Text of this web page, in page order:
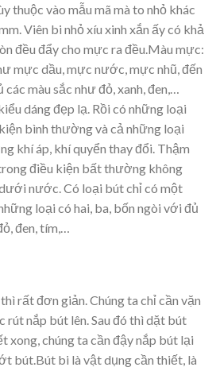
thuộc vào mẫu mã mà to nhỏ khác
Viên bi nhỏ xíu xinh xắn ấy có khả
đều đẩy cho mực ra đều.Màu mực:
mực dầu, mực nước, mực nhũ, đến
màu sắc như đỏ, xanh, đen,…
dáng đẹp lạ. Rồi có những loại
bình thường và cả những loại
khí áp, khí quyển thay đổi. Thậm
điều kiện bất thường không
nước. Có loại bút chỉ có một
loại có hai, ba, bốn ngòi với đủ
đen, tím,…
rất đơn giản. Chúng ta chỉ cần vặn
rút nắp bút lên. Sau đó thì dặt bút
xong, chúng ta cần đậy nắp bút lại
bút.Bút bi là vật dụng cần thiết, là